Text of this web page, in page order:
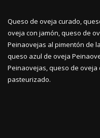
Queso de oveja curado,
oveja con jamón, queso de
Peinaovejas al pimentón de
queso azul de oveja
Peinaovejas, queso de
pasteurizado.